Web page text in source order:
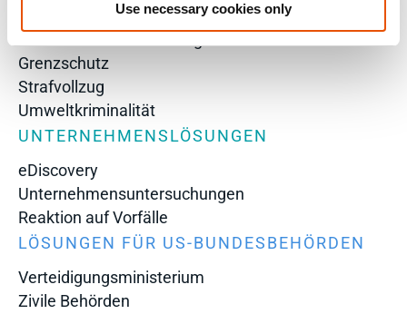
Use necessary cookies only
Bundesstaatliche und lokale Behörden
Grenzschutz
Strafvollzug
Umweltkriminalität
UNTERNEHMENSLÖSUNGEN
eDiscovery
Unternehmensuntersuchungen
Reaktion auf Vorfälle
LÖSUNGEN FÜR US-BUNDESBEHÖRDEN
Verteidigungsministerium
Zivile Behörden